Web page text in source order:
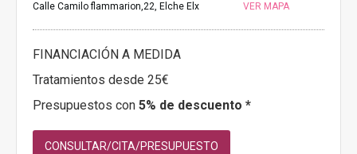
Calle Camilo flammarion,22, Elche Elx VER MAPA
FINANCIACIÓN A MEDIDA
Tratamientos desde 25€
Presupuestos con 5% de descuento *
CONSULTAR/CITA/PRESUPUESTO